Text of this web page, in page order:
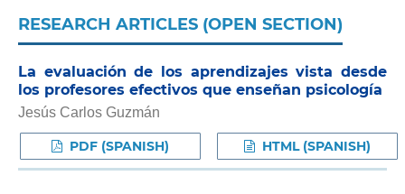
RESEARCH ARTICLES (OPEN SECTION)
La evaluación de los aprendizajes vista desde
los profesores efectivos que enseñan psicología
Jesús Carlos Guzmán
PDF (SPANISH) HTML (SPANISH)